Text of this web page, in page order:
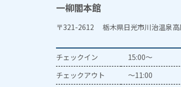
一柳閣本館
〒321-2612 栃木県日光市川治温泉高
チェックイン
15:00～
チェックアウト
～11:00